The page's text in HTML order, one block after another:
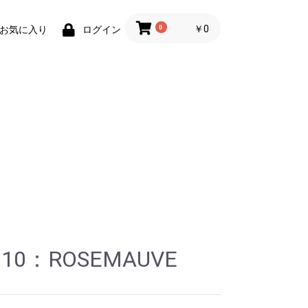
お気に入り ログイン 0 ￥0
BORDOシリーズ
アーマードロック
チェーンロック
ケーブルロック
Uロック
Curve Front Light
Volume 800
Eclipse
Reflective-vest
Reflective Band
Block Light
Lightstick
Clip-on Reflectors
Snap Band
Hanging Reflectors
Reflective Stickers
Monocle
New Blinder
BLINDER MINI
BLINDER
FROG V3
：ROSEMAUVE